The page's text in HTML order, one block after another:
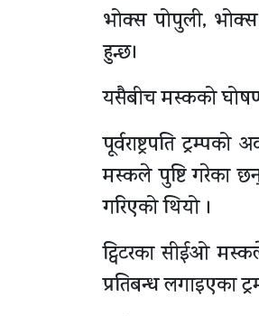
भोक्स पोपुली,
हुन्छ।
यसैबीच मस्कको
पूर्वराष्ट्रपति
मस्कले पुष्टि गरेका छन्
गरिएको थियो ।
ट्विटरका सीईओ
प्रतिबन्ध लगाइएका